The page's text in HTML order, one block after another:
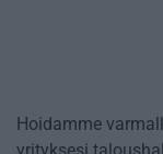
Hoidamme